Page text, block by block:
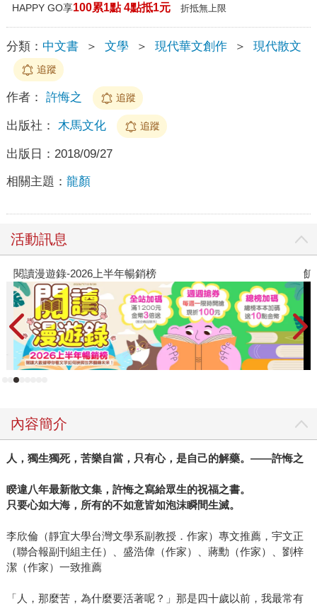
HAPPY GO享100累1點 4點抵1元 折抵無上限
分類： 中文書 ＞ 文學 ＞ 現代華文創作 ＞ 現代散文
追蹤
作者： 許悔之 追蹤
出版社： 木馬文化 追蹤
出版日： 2018/09/27
相關主題： 龍顏
活動訊息
閱讀漫遊錄-2026上半年暢銷榜 飢
內容簡介
人，獨生獨死，苦樂自當，只有心，是自己的解藥。——許悔之
睽違八年最新散文集，許悔之寫給眾生的祝福之書。
只要心如大海，所有的不如意皆如泡沫瞬間生滅。
李欣倫（靜宜大學台灣文學系副教授．作家）專文推薦，宇文正
（聯合報副刊組主任）、盛浩偉（作家）、蔣勳（作家）、劉梓
潔（作家）一致推薦
「人，那麼苦，為什麼要活著呢？」那是四十歲以前，我最常有